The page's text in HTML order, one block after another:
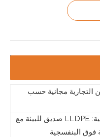
التجارية مجانية حسب
الأجزاء البلاستيكية: LLDPE صديق للبيئة مع
فوق البنفسجية